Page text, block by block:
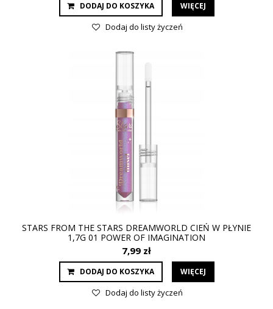
DODAJ DO KOSZYKA WIĘCEJ
Dodaj do listy życzeń
STARS FROM THE STARS DREAMWORLD CIEŃ W PŁYNIE
1,7G 01 POWER OF IMAGINATION
7,99 zł
DODAJ DO KOSZYKA WIĘCEJ
Dodaj do listy życzeń